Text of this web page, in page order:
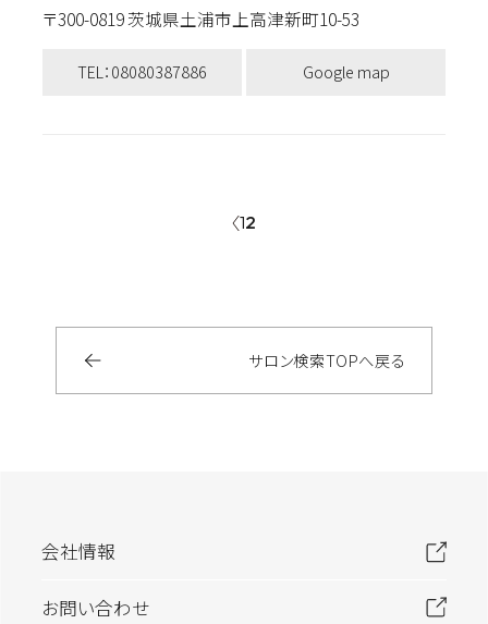
〒300-0819 茨城県土浦市上高津新町10-53
TEL：08080387886 Google map
12
サロン検索TOPへ戻る
会社情報
お問い合わせ